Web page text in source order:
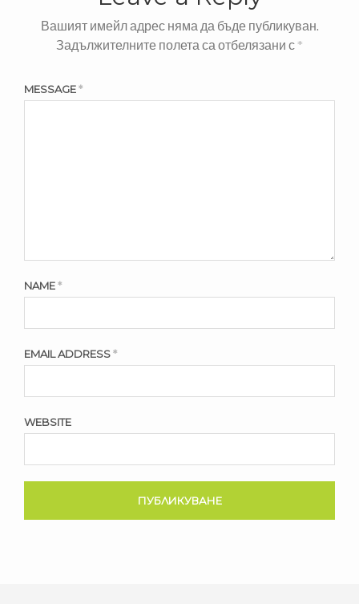
Вашият имейл адрес няма да бъде публикуван.
Задължителните полета са отбелязани с*
MESSAGE*
NAME*
EMAIL ADDRESS*
WEBSITE